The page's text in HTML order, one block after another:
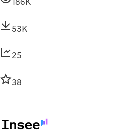
53K
25
38